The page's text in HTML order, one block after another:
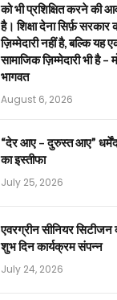
को भी प्रशिक्षित करने की
है। शिक्षा देना सिर्फ़ सरकार
ज़िम्मेदारी नहीं है, बल्कि यह
सामाजिक ज़िम्मेदारी भी है –
भागवत
August 6, 2026
“देर आए – दुरुस्त आए”
का इस्तीफा
July 25, 2026
एवरग्रीन सीनियर सिटीजन
शुभ दिन कार्यक्रम संपन्न
July 24, 2026